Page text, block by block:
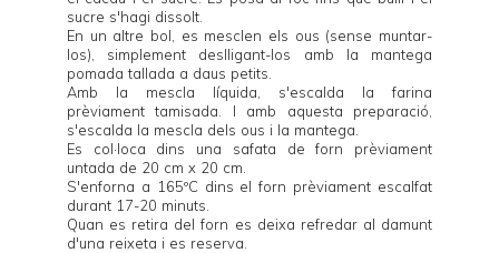
sucre s'hagi dissolt.
En un altre bol, es mesclen els ous (sense muntar-
los), simplement deslligant-los amb la mantega
pomada tallada a daus petits.
Amb la mescla líquida, s'escalda la farina
prèviament tamisada. I amb aquesta preparació,
s'escalda la mescla dels ous i la mantega.
Es col·loca dins una safata de forn prèviament
untada de 20 cm x 20 cm.
S'enforna a 165ºC dins el forn prèviament escalfat
durant 17-20 minuts.
Quan es retira del forn es deixa refredar al damunt
d'una reixeta i es reserva.